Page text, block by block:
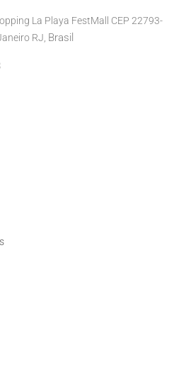
La Playa FestMall CEP 22793-
RJ, Brasil